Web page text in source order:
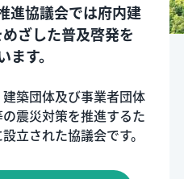
進協議会では府内建
ざした普及啓発を
ます。
築団体及び事業者団体
震災対策を推進するた
立された協議会です。